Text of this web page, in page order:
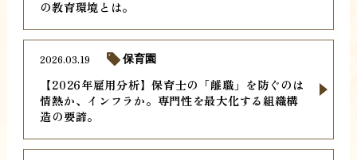
の教育環境とは。
【2026年雇用分析】保育士の「離職」を防ぐのは
情熱か、インフラか。専門性を最大化する組織構
造の要諦。
2026.03.19 保育園